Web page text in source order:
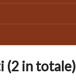
(2 in totale)